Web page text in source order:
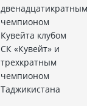
двенадцатикратным
чемпионом
Кувейта клубом
СК «Кувейт» и
трехкратным
чемпионом
Таджикистана